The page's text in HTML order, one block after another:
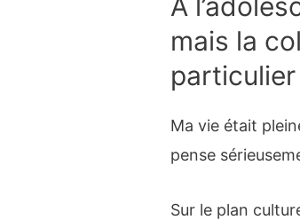
mais la
particulier
Ma vie était
pense
Sur le plan